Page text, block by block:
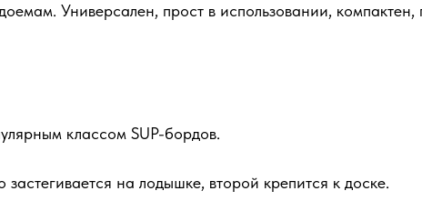
Универсален, прост в использовании, компактен,
классом SUP-бордов.
на лодышке, второй крепится к доске.